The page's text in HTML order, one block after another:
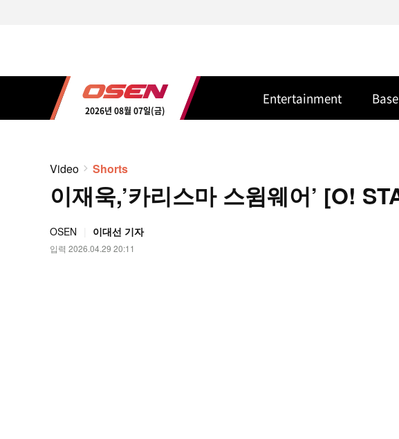
2026년 08월 07일(금)
Entertainment
Video Shorts
이재욱,’카리스마 스윔웨어’ [O!
OSEN 이대선 기자
입력 2026.04.29 20:11